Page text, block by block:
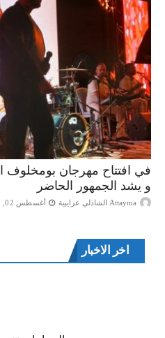
في افتتاح مهرجان بومخلوف
و يشد الجمهور الحاضر
Attayma الشاذلي عرايبية أغسطس 02, 2026
اخر الاخبار